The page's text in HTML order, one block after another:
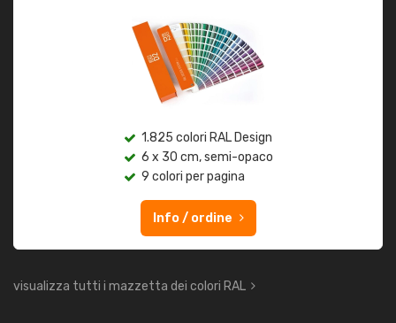
1.825 colori RAL Design
6 x 30 cm, semi-opaco
9 colori per pagina
Info / ordine
visualizza tutti i mazzetta dei colori RAL